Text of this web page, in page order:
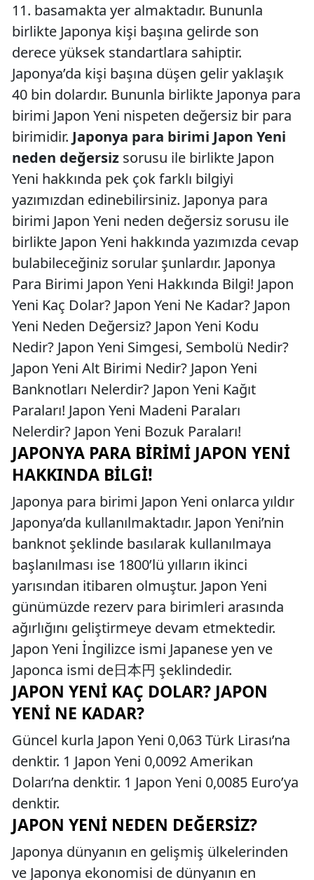
11. basamakta yer almaktadır. Bununla
birlikte Japonya kişi başına gelirde son
derece yüksek standartlara sahiptir.
Japonya’da kişi başına düşen gelir yaklaşık
40 bin dolardır. Bununla birlikte Japonya para
birimi Japon Yeni nispeten değersiz bir para
birimidir. Japonya para birimi Japon Yeni
neden değersiz sorusu ile birlikte Japon
Yeni hakkında pek çok farklı bilgiyi
yazımızdan edinebilirsiniz. Japonya para
birimi Japon Yeni neden değersiz sorusu ile
birlikte Japon Yeni hakkında yazımızda cevap
bulabileceğiniz sorular şunlardır. Japonya
Para Birimi Japon Yeni Hakkında Bilgi! Japon
Yeni Kaç Dolar? Japon Yeni Ne Kadar? Japon
Yeni Neden Değersiz? Japon Yeni Kodu
Nedir? Japon Yeni Simgesi, Sembolü Nedir?
Japon Yeni Alt Birimi Nedir? Japon Yeni
Banknotları Nelerdir? Japon Yeni Kağıt
Paraları! Japon Yeni Madeni Paraları
Nelerdir? Japon Yeni Bozuk Paraları!
JAPONYA PARA BIRIMI JAPON YENI
HAKKINDA BILGI!
Japonya para birimi Japon Yeni onlarca yıldır
Japonya’da kullanılmaktadır. Japon Yeni’nin
banknot şeklinde basılarak kullanılmaya
başlanılması ise 1800’lü yılların ikinci
yarısından itibaren olmuştur. Japon Yeni
günümüzde rezerv para birimleri arasında
ağırlığını geliştirmeye devam etmektedir.
Japon Yeni İngilizce ismi Japanese yen ve
Japonca ismi de日本円 şeklindedir.
JAPON YENI KAÇ DOLAR? JAPON
YENI NE KADAR?
Güncel kurla Japon Yeni 0,063 Türk Lirası’na
denktir. 1 Japon Yeni 0,0092 Amerikan
Doları’na denktir. 1 Japon Yeni 0,0085 Euro’ya
denktir.
JAPON YENI NEDEN DEĞERSIZ?
Japonya dünyanın en gelişmiş ülkelerinden
ve Japonya ekonomisi de dünyanın en